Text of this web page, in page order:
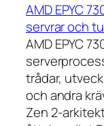
AMD EPYC
servrar och
AMD EPYC
trådar,
och andra
Zen 2-